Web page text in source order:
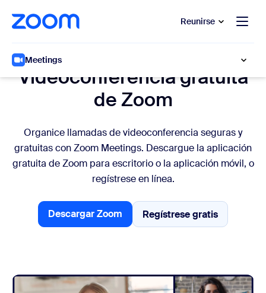
contenido principal
al chat de ayuda Reunirse
Meetings
Videoconferencia gratuita
de Zoom
Organice llamadas de videoconferencia seguras y
gratuitas con Zoom Meetings. Descargue la aplicación
gratuita de Zoom para escritorio o la aplicación móvil, o
regístrese en línea.
Descargar Zoom
Descargar Zoom
Regístrese gratis
Regístrese gratis